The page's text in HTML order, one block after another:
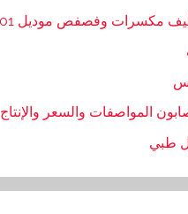
مكسرات وفصفص موديل 901
المواصفات والسعر والإنتاج
طبي